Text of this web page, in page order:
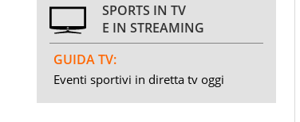
SPORTS IN TV
E IN STREAMING
GUIDA TV:
Eventi sportivi in diretta tv oggi